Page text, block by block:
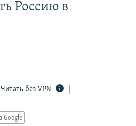
Россию в
Читать без VPN
Google